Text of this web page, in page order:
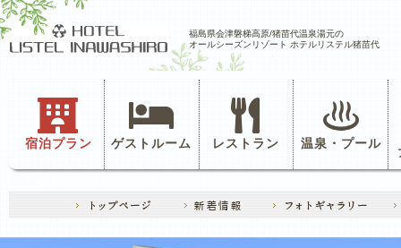
福島県会津磐梯高原/猪苗代温泉湯元の
オールシーズンリゾート ホテルリステル猪苗代
宿泊プラン ゲストルーム レストラン 温泉・プール